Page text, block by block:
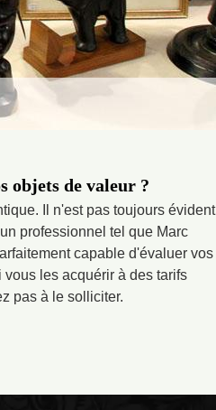
objets de valeur ?
Il n'est pas toujours évident
professionnel tel que Marc
capable d'évaluer vos
les acquérir à des tarifs
pas à le solliciter.